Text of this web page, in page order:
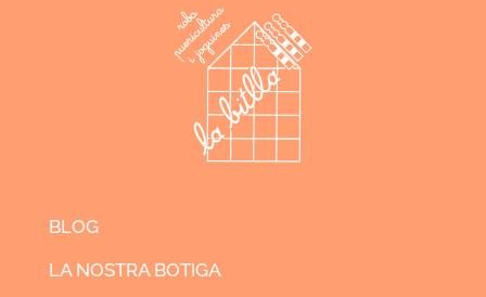
BLOG
LA NOSTRA BOTIGA